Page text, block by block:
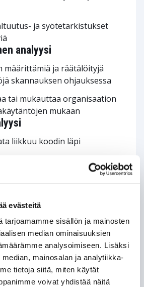
evästeitä
tarjoamamme sisällön ja mainosten
median ominaisuuksien
analysoimiseen. Lisäksi
mainosalan ja analytiikka-
tietoja siitä, miten käytät
voivat yhdistää näitä
liikkuu koodin läpi
turvattoman käsittelyn
määriteltyjä
(esim. riskialttiit
joka vastaa tunnettuja
ja syötetarkistukset
analyysi
määrittämiä ja räätälöityjä
skannauksen ohjauksessa
tai mukauttaa organisaation
mukaan